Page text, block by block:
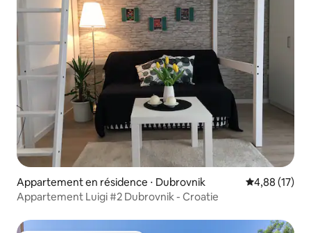
Appartement en résidence ⋅ Dubrovnik Évaluation
4,88 (17)
Appartement Luigi #2 Dubrovnik - Croatie